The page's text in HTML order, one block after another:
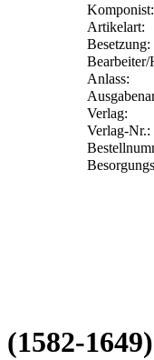
Komponist:
Artikelart:
Besetzung:
Bearbeiter/
Anlass:
Verlag:
Verlag-Nr.:
(1582-1649)